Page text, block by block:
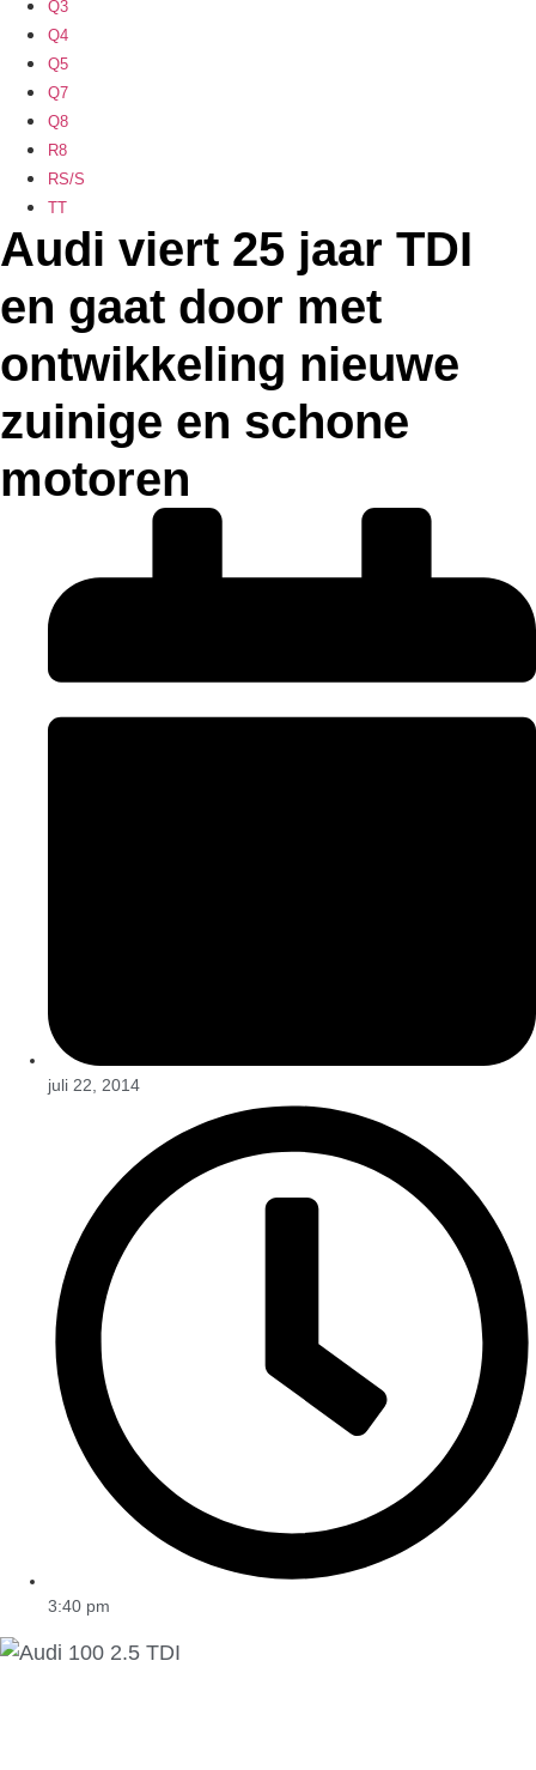
Q3
Q4
Q5
Q7
Q8
R8
RS/S
TT
Audi viert 25 jaar TDI
en gaat door met
ontwikkeling nieuwe
zuinige en schone
motoren
juli 22, 2014
3:40 pm